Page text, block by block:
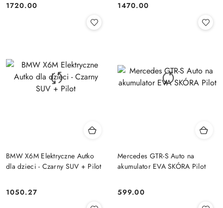
Cena:
1720.00 Cena:
1470.00
BMW X6M Elektryczne Autko
dla dzieci - Czarny SUV + Pilot
Cena:
1050.27
Mercedes GTR-S Auto na
akumulator EVA SKÓRA Pilot
Cena:
599.00